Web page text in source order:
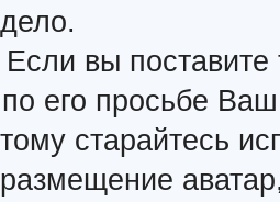
Если вы поставите
по его просьбе
старайтесь